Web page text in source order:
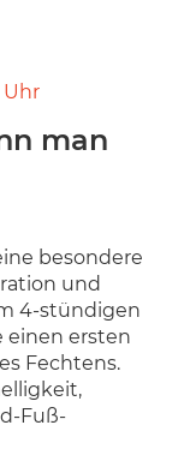
Uhr
man
besondere
und
4-stündigen
einen ersten
Fechtens.
Fuß-